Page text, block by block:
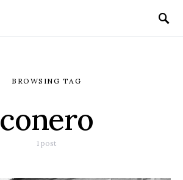
BROWSING TAG
conero
1 post